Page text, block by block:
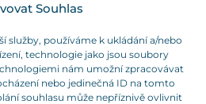
Souhlas
služby, používáme k ukládání a/nebo
technologie jako jsou soubory
nám umožní zpracovávat
nebo jedinečná ID na tomto
souhlasu může nepříznivě ovlivnit
s výběrem?
Čtvrtek od: 7:30 - 15:30 hodin
hodin
+420 725 802 767